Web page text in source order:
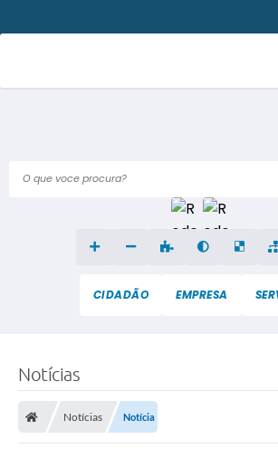
O que voce procura?
CIDADÃO EMPRESA
Notícias
Notícias Notícia